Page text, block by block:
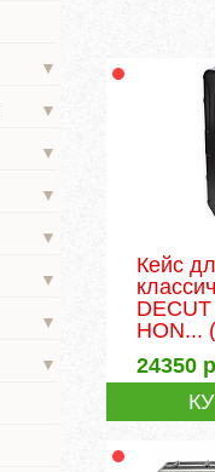
▼
▼
▼
▼
▼
▼
▼
▼
Кейс
HON...
24350